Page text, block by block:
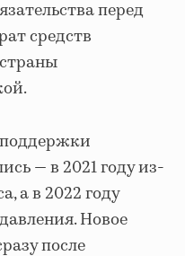
перед
средств
— в 2021 году из-
а в 2022 году
Новое
после